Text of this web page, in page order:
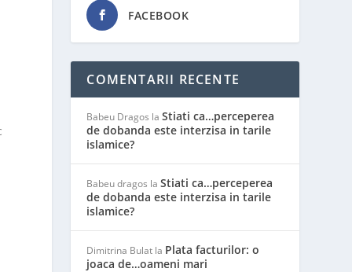
FACEBOOK
COMENTARII RECENTE
Babeu Dragos laStiati ca…perceperea
de dobanda este interzisa in tarile
islamice?
Babeu dragos laStiati ca…perceperea
de dobanda este interzisa in tarile
islamice?
Dimitrina Bulat la Plata facturilor: o
joaca de…oameni mari